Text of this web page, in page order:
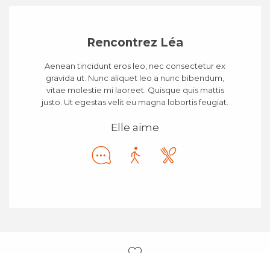
Rencontrez Léa
Aenean tincidunt eros leo, nec consectetur ex
gravida ut. Nunc aliquet leo a nunc bibendum,
vitae molestie mi laoreet. Quisque quis mattis
justo. Ut egestas velit eu magna lobortis feugiat.
Elle aime